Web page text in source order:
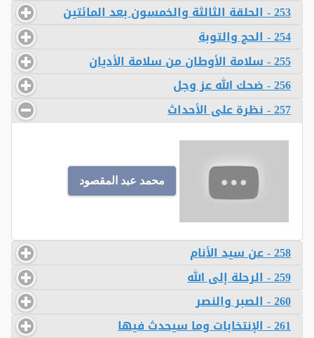
253 - الحلقة الثالثة والخمسون بعد المائتين
254 - الحج والتوبة
255 - سلامة الأوطان من سلامة الأديان
256 - ضحك الله عز وجل
257 - نظرة على الأحداث
محمد عبد المقصود
258 - عن سيد الأنام
259 - الرحلة إلى الله
260 - الصبر والنصر
261 - الإنتخابات وما سيحدث فيها